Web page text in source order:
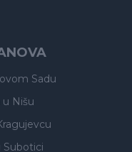
Sadu
u Nišu
Subotici